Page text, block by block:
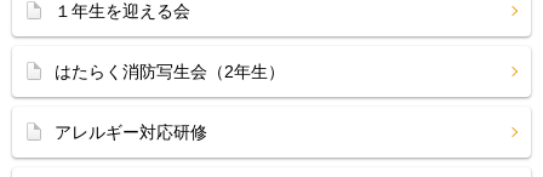
１年生を迎える会
はたらく消防写生会（2年生）
アレルギー対応研修